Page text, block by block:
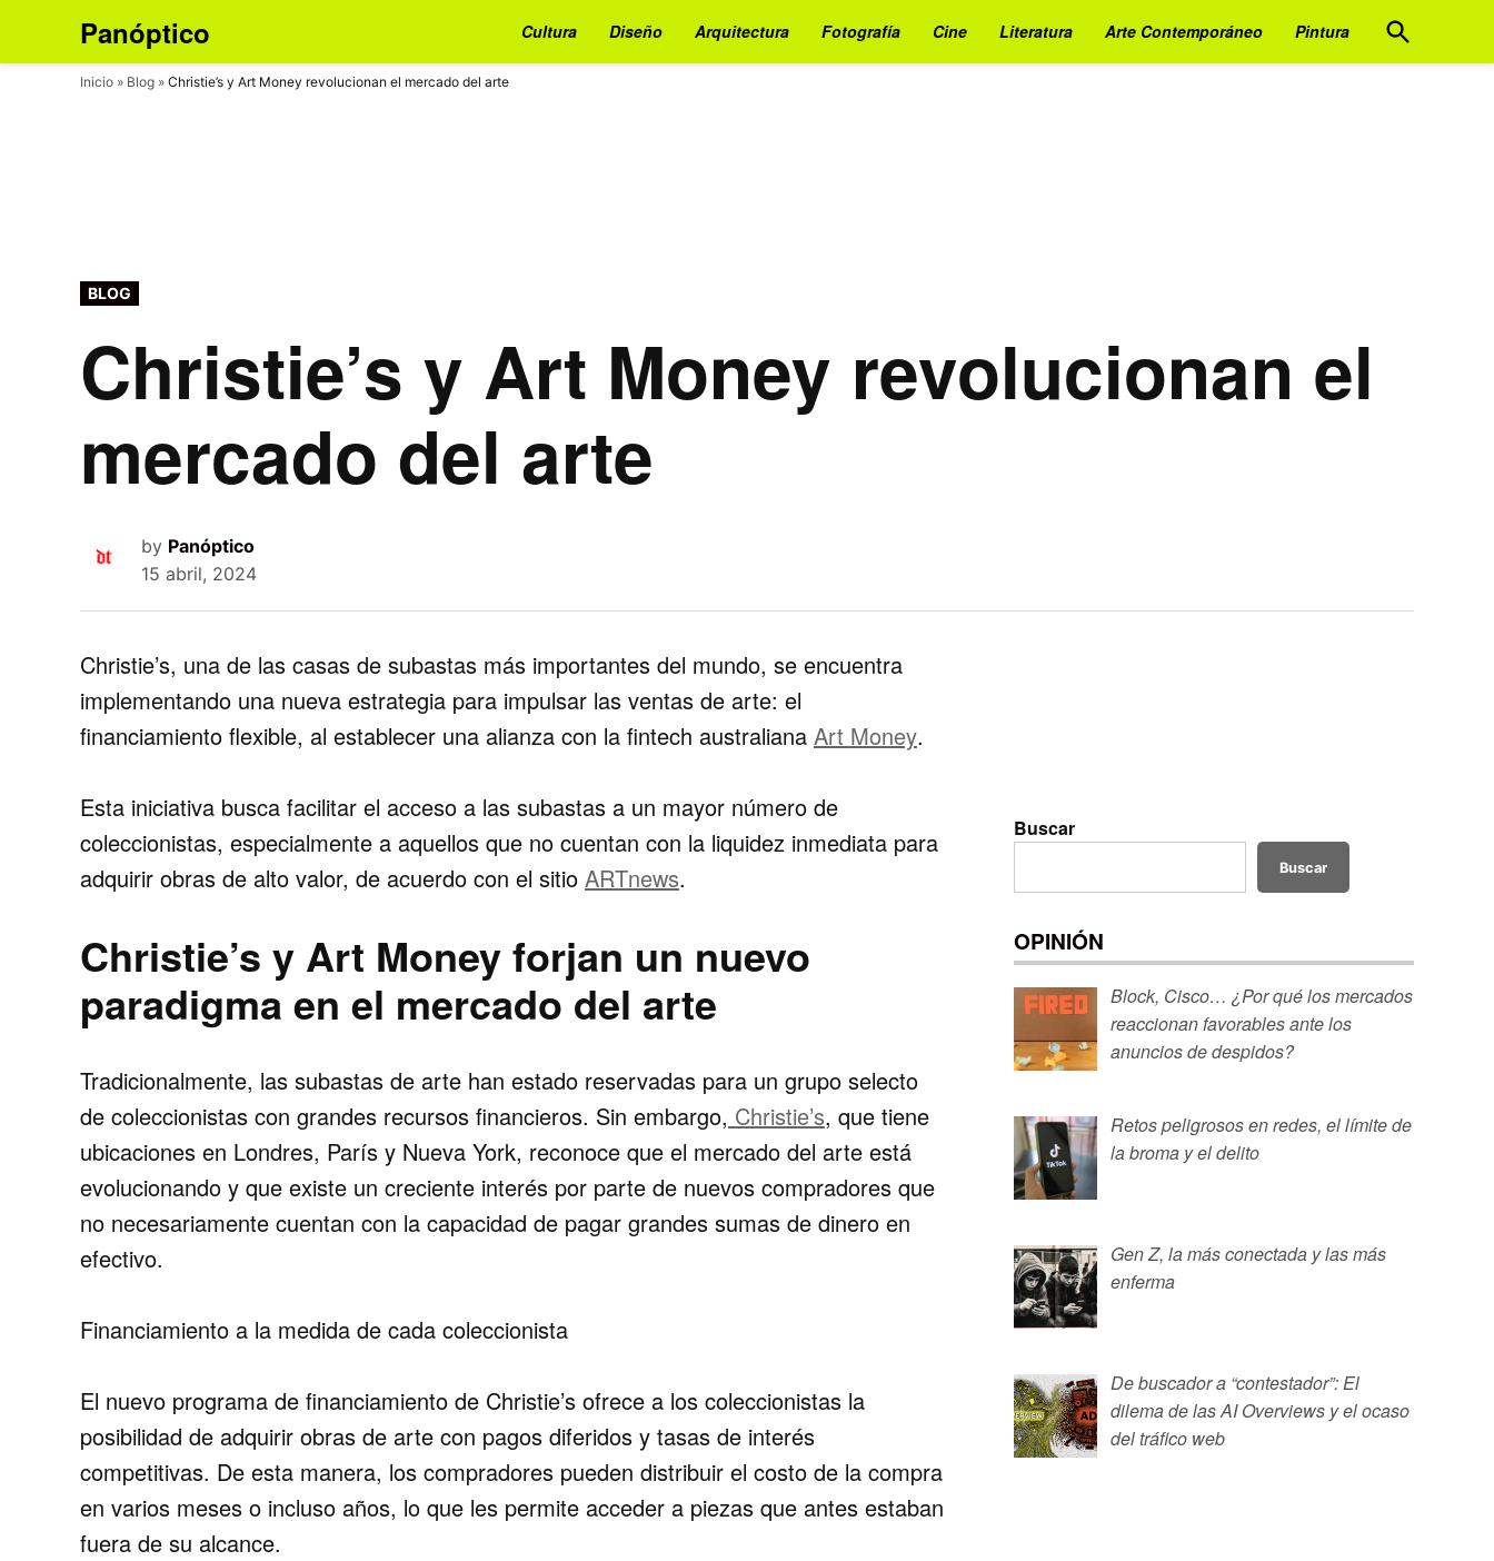
Panóptico
Cultura, arte y
diseño
contemporáneo
Cultura Diseño Arquitectura Fotografía Cine Literatura Arte Contemporáneo Pintura
Open
Search
Inicio » Blog » Christie’s y Art Money revolucionan el mercado del arte
POSTED
IN
BLOG
Christie’s y Art Money revolucionan el
mercado del arte
by Panóptico
15 abril, 2024
Christie’s, una de las casas de subastas más importantes del mundo, se encuentra
implementando una nueva estrategia para impulsar las ventas de arte: el
financiamiento flexible, al establecer una alianza con la fintech australiana Art Money.
Esta iniciativa busca facilitar el acceso a las subastas a un mayor número de
coleccionistas, especialmente a aquellos que no cuentan con la liquidez inmediata para
adquirir obras de alto valor, de acuerdo con el sitio ARTnews.
Christie’s y Art Money forjan un nuevo
paradigma en el mercado del arte
Tradicionalmente, las subastas de arte han estado reservadas para un grupo selecto
de coleccionistas con grandes recursos financieros. Sin embargo, Christie’s, que tiene
ubicaciones en Londres, París y Nueva York, reconoce que el mercado del arte está
evolucionando y que existe un creciente interés por parte de nuevos compradores que
no necesariamente cuentan con la capacidad de pagar grandes sumas de dinero en
efectivo.
Financiamiento a la medida de cada coleccionista
El nuevo programa de financiamiento de Christie’s ofrece a los coleccionistas la
posibilidad de adquirir obras de arte con pagos diferidos y tasas de interés
competitivas. De esta manera, los compradores pueden distribuir el costo de la compra
en varios meses o incluso años, lo que les permite acceder a piezas que antes estaban
fuera de su alcance.
Buscar
Buscar
OPINIÓN
Block, Cisco… ¿Por qué los mercados
reaccionan favorables ante los
anuncios de despidos?
Retos peligrosos en redes, el límite de
la broma y el delito
Gen Z, la más conectada y las más
enferma
De buscador a “contestador”: El
dilema de las AI Overviews y el ocaso
del tráfico web